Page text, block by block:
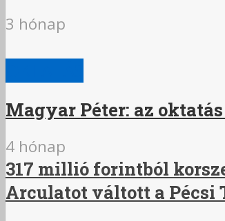
3 hónap
Magyar Péter: az
4 hónap
317 millió forintból
Arculatot váltott a Pécsi